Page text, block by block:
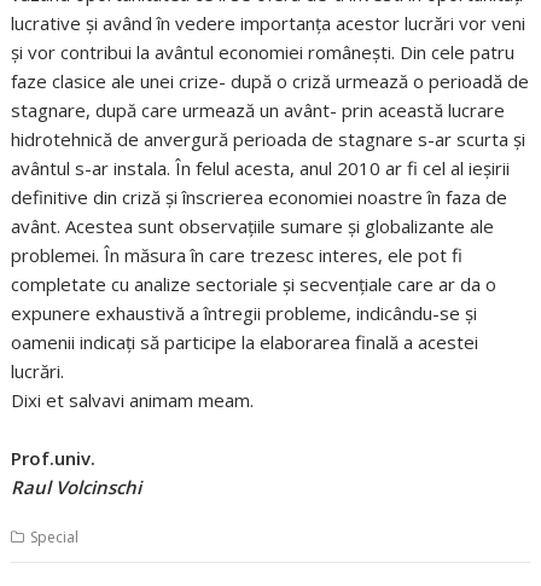
lucrative și având în vedere importanța acestor lucrări vor veni
și vor contribui la avântul economiei românești. Din cele patru
faze clasice ale unei crize- după o criză urmează o perioadă de
stagnare, după care urmează un avânt- prin această lucrare
hidrotehnică de anvergură perioada de stagnare s-ar scurta și
avântul s-ar instala. În felul acesta, anul 2010 ar fi cel al ieșirii
definitive din criză și înscrierea economiei noastre în faza de
avânt. Acestea sunt observațiile sumare și globalizante ale
problemei. În măsura în care trezesc interes, ele pot fi
completate cu analize sectoriale și secvențiale care ar da o
expunere exhaustivă a întregii probleme, indicându-se și
oamenii indicați să participe la elaborarea finală a acestei
lucrări.
Dixi et salvavi animam meam.
Prof.univ.
Raul Volcinschi
Special